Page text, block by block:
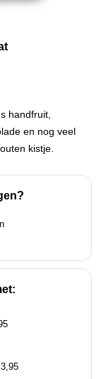
handfruit,
en nog veel
kistje.